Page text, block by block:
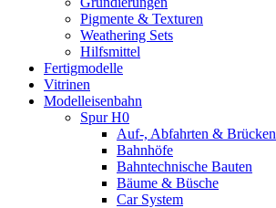
Pigmente & Texturen
Weathering Sets
Hilfsmittel
Fertigmodelle
Vitrinen
Modelleisenbahn
Spur H0
Auf-, Abfahrten & Brücken
Bahnhöfe
Bahntechnische Bauten
Bäume & Büsche
Car System